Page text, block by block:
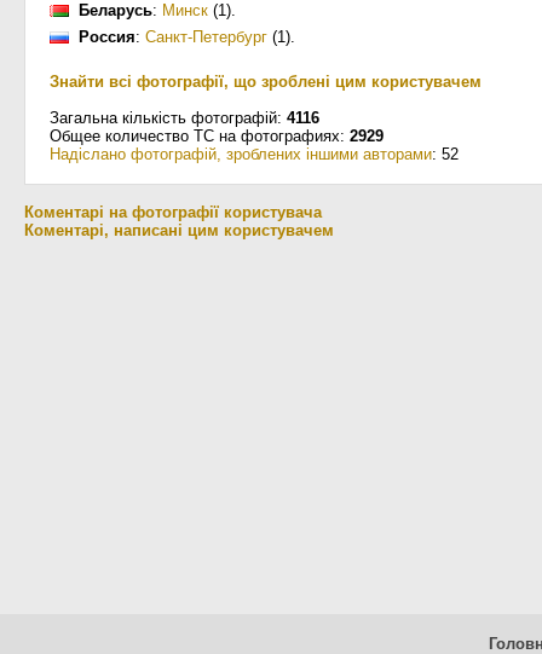
Беларусь: Минск (1).
Россия: Санкт-Петербург (1).
Знайти всі фотографії, що зроблені цим користувачем
Загальна кількість фотографій: 4116
Общее количество ТС на фотографиях: 2929
Надіслано фотографій, зроблених іншими авторами: 52
Коментарі на фотографії користувача
Коментарі, написані цим користувачем